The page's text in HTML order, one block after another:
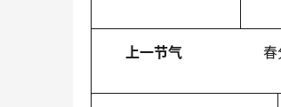
上一节气 春